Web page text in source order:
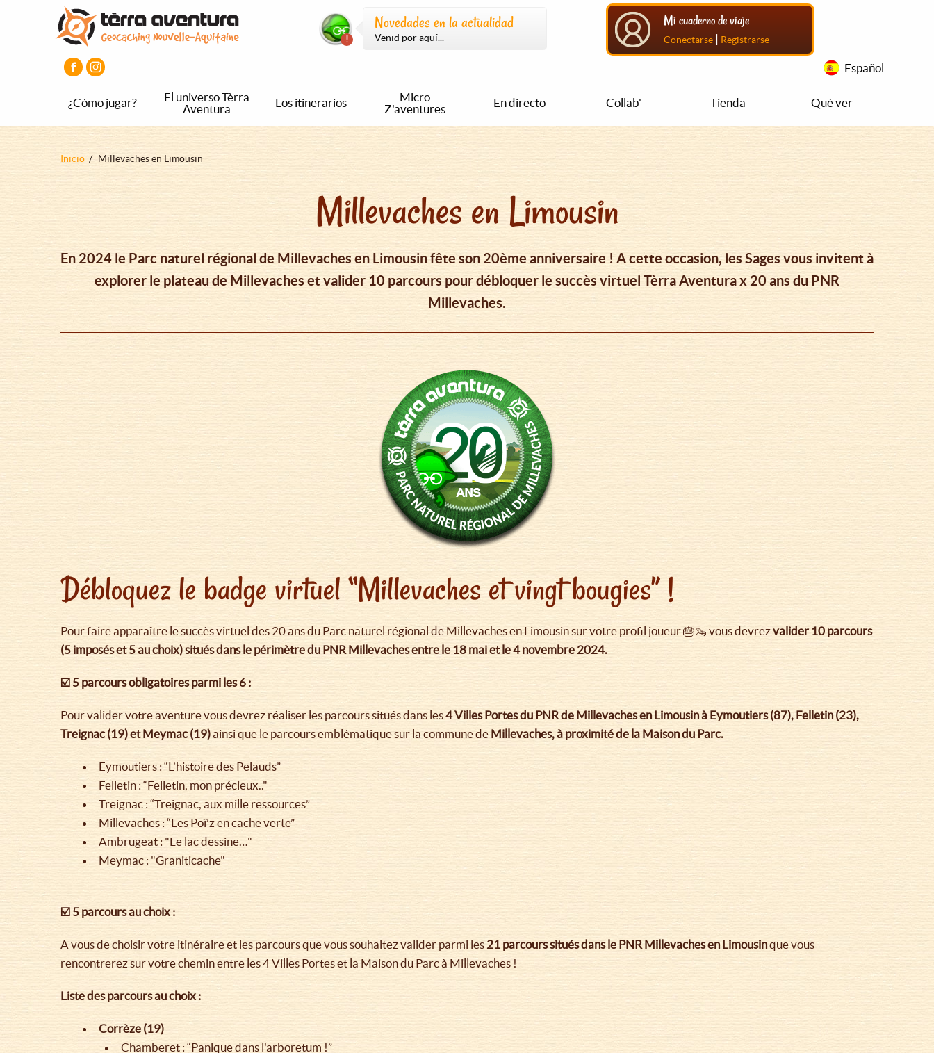
Novedades en la actualidad
Venid por aquí...
Mi cuaderno de viaje
Conectarse | Registrarse
Español
¿Cómo jugar?
El universo Tèrra
Aventura
Los itinerarios
Micro
Z'aventures
En directo Collab' Tienda Qué ver
Sobrescribir
ayuda
la
navegación
Inicio Millevaches en Limousin
Millevaches en Limousin
En 2024 le Parc naturel régional de Millevaches en Limousin fête son 20ème anniversaire ! A cette occasion, les Sages vous invitent à
explorer le plateau de Millevaches et valider 10 parcours pour débloquer le succès virtuel Tèrra Aventura x 20 ans du PNR
Millevaches.
Débloquez le badge virtuel “Millevaches et vingt bougies” !
Pour faire apparaître le succès virtuel des 20 ans du Parc naturel régional de Millevaches en Limousin sur votre profil joueur 🎂🦦 vous devrezvalider 10 parcours
(5 imposés et 5 au choix) situés dans le périmètre du PNR Millevaches entre le 18 mai et le 4 novembre 2024.
☑️ 5 parcours obligatoires parmi les 6 :
Pour valider votre aventure vous devrez réaliser les parcours situés dans les4 Villes Portes du PNR de Millevaches en Limousin à Eymoutiers (87), Felletin (23),
Treignac (19) et Meymac (19)ainsi que le parcours emblématique sur la commune de Millevaches, à proximité de la Maison du Parc.
Eymoutiers : “L’histoire des Pelauds”
Felletin : “Felletin, mon précieux.."
Treignac : “Treignac, aux mille ressources”
Millevaches : “Les Poï’z en cache verte”
Ambrugeat : "Le lac dessine…"
Meymac : "Graniticache"
☑️ 5 parcours au choix :
A vous de choisir votre itinéraire et les parcours que vous souhaitez valider parmi les 21 parcours situés dans le PNR Millevaches en Limousinque vous
rencontrerez sur votre chemin entre les 4 Villes Portes et la Maison du Parc à Millevaches !
Liste des parcours au choix :
Corrèze (19)
Chamberet : “Panique dans l'arboretum !”